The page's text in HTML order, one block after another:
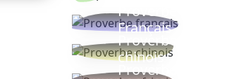
Proverbe
Français
Proverbe
chinois
Proverbe